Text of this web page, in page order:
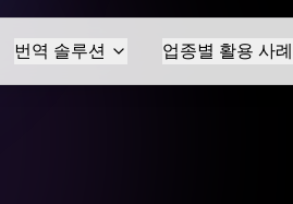
번역 솔루션 업종별 활용 사례